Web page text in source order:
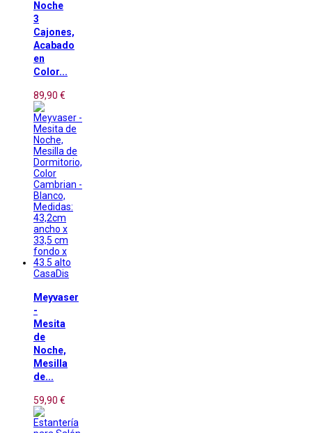
Noche
3
Cajones,
Acabado
en
Color...
89,90 €
CasaDis
Meyvaser
-
Mesita
de
Noche,
Mesilla
de...
59,90 €